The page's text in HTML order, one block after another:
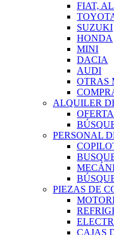
FIAT,
SUZUKI
HONDA
MINI
DACIA
AUDI
OTRAS
ALQUILER
PERSONAL
PIEZAS DE
CAJAS